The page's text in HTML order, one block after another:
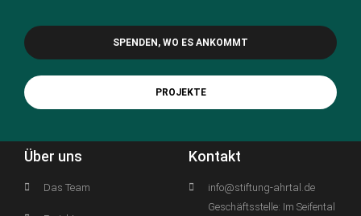
SPENDEN, WO ES ANKOMMT
PROJEKTE
Über uns
Das Team
Kontakt
info@stiftung-ahrtal.de
Geschäftsstelle: Im Seifental